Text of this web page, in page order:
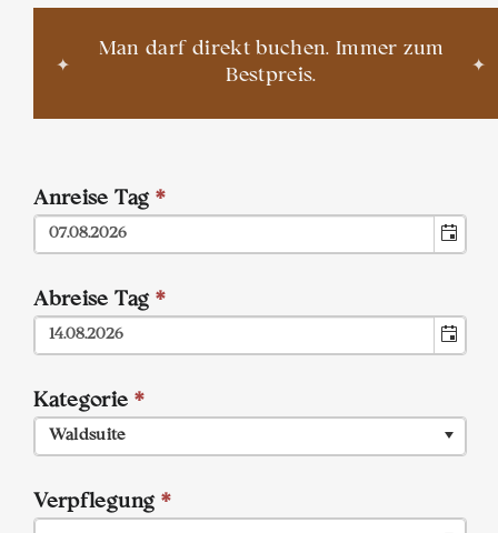
✦
Man darf direkt buchen. Immer zum
Bestpreis.
✦
Anreise Tag *
Abreise Tag *
Kategorie *
Waldsuite
Verpflegung *